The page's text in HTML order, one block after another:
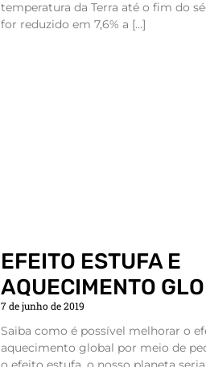
temperatura da Terra até o fim do
for reduzido em 7,6% a […]
EFEITO ESTUFA E
AQUECIMENTO
7 de junho de 2019
Saiba como é possível melhorar o
aquecimento global por meio de